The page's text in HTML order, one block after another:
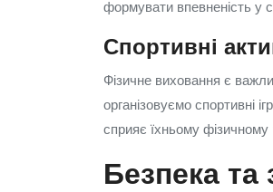
формувати впевненість у
Спортивні
Фізичне виховання є
організовуємо спортивні
сприяє їхньому
Безпека та